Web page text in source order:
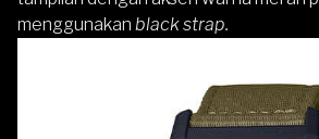
menggunakan black strap.